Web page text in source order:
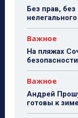
Без прав,
Важное
На пляжах
Важное
Андрей
готовы к